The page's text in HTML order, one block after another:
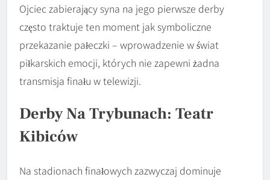
Ojciec zabierający syna na jego pierwsze derby
często traktuje ten moment jak symboliczne
przekazanie pałeczki – wprowadzenie w świat
piłkarskich emocji, których nie zapewni żadna
transmisja finału w telewizji.
Derby Na Trybunach: Teatr
Kibiców
Na stadionach finałowych zazwyczaj dominuje